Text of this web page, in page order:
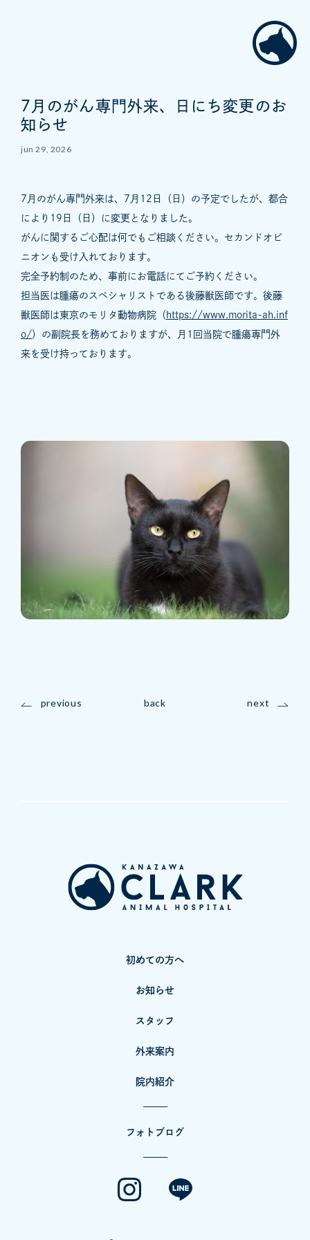
7月のがん専門外来、日にち変更のお
知らせ
jun 29, 2026
7月のがん専門外来は、7月12日（日）の予定でしたが、都合
により19日（日）に変更となりました。
がんに関するご心配は何でもご相談ください。セカンドオピ
ニオンも受け入れております。
完全予約制のため、事前にお電話にてご予約ください。
担当医は腫瘍のスペシャリストである後藤獣医師です。後藤
獣医師は東京のモリタ動物病院（ https://www.morita-ah.inf
o/ ）の副院長を務めておりますが、月1回当院で腫瘍専門外
来を受け持っております。
previous back next
初めての方へ
お知らせ
スタッフ
外来案内
院内紹介
フォトブログ